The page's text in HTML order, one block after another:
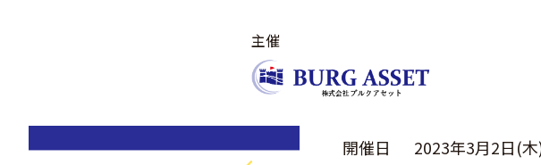
主催
開催日
2023年3月2日(